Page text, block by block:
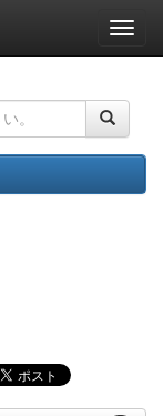
ナ
ビ
ー
ョ
ン